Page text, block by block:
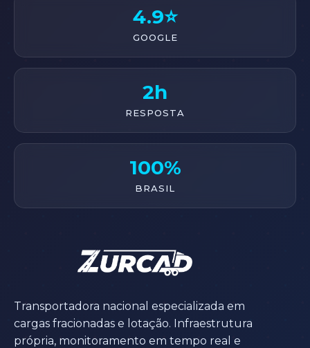
4.9⭐
GOOGLE
2h
RESPOSTA
100%
BRASIL
Transportadora nacional especializada em
cargas fracionadas e lotação. Infraestrutura
própria, monitoramento em tempo real e